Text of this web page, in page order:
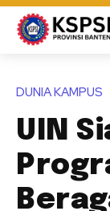
DUNIA KAMPUS
UIN